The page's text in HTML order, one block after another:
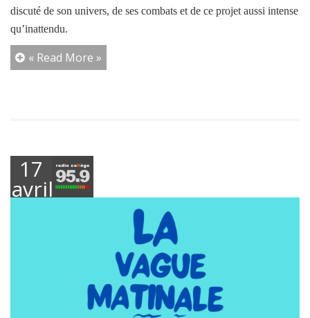
discuté de son univers, de ses combats et de ce projet aussi intense
qu’inattendu.
« Read More »
17
avril